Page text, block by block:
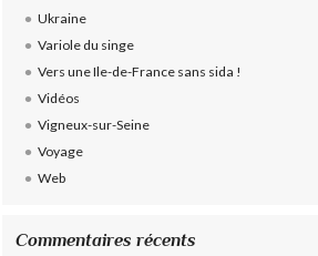
Ukraine
Variole du singe
Vers une Ile-de-France sans sida !
Vidéos
Vigneux-sur-Seine
Voyage
Web
Commentaires récents